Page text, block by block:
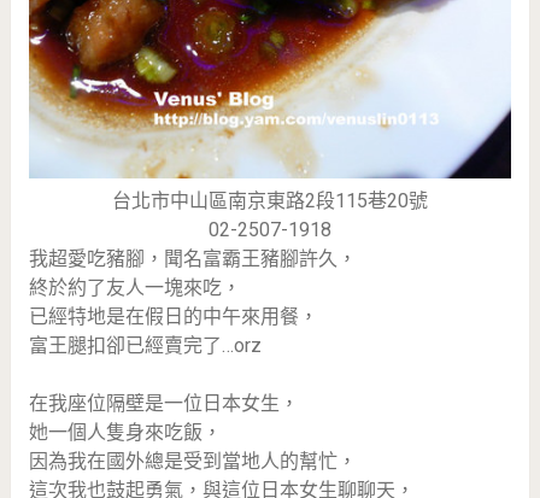
台北市中山區南京東路2段115巷20號
02-2507-1918
我超愛吃豬腳，聞名富霸王豬腳許久，
終於約了友人一塊來吃，
已經特地是在假日的中午來用餐，
富王腿扣卻已經賣完了…orz
在我座位隔壁是一位日本女生，
她一個人隻身來吃飯，
因為我在國外總是受到當地人的幫忙，
這次我也鼓起勇氣，與這位日本女生聊聊天，